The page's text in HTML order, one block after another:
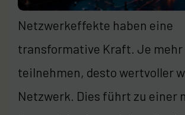
Netzwerkeffekte haben eine
transformative Kraft. Je mehr
teilnehmen, desto wertvoller
Netzwerk. Dies führt zu einer